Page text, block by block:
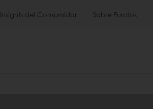
Insights del Consumidor Sobre Puratos